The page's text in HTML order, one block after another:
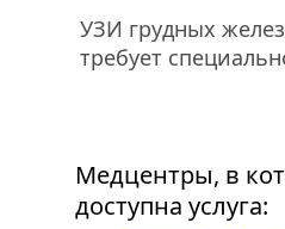
УЗИ грудных
требует
Медцентры, в
доступна услуга: